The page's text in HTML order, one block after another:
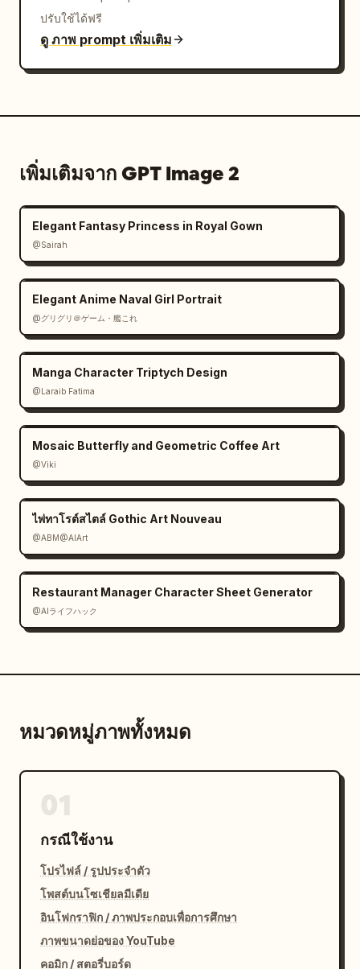
ปรับใช้ได้ฟรี
ดู ภาพ prompt เพิ่มเติม
เพิ่มเติมจาก GPT Image 2
Elegant Fantasy Princess in Royal Gown
@Sairah
Elegant Anime Naval Girl Portrait
@グリグリ＠ゲーム・艦これ
Manga Character Triptych Design
@Laraib Fatima‎
Mosaic Butterfly and Geometric Coffee Art
@Viki
ไพ่ทาโรต์สไตล์ Gothic Art Nouveau
@ABM@AIArt
Restaurant Manager Character Sheet Generator
@AIライフハック
หมวดหมู่ภาพทั้งหมด
กรณีใช้งาน
โปรไฟล์ / รูปประจำตัว
โพสต์บนโซเชียลมีเดีย
อินโฟกราฟิก / ภาพประกอบเพื่อการศึกษา
ภาพขนาดย่อของ YouTube
คอมิก / สตอรี่บอร์ด